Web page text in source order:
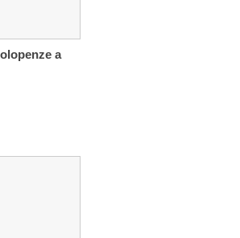
a